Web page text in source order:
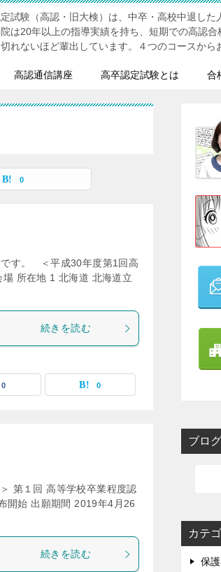
試験（高認・旧大検）は、中卒・高校中退した
は20年以上の指導実績を持ち、短期での高認
れないほど輩出しています。４つのコースから
高認通信講座 高卒認定試験とは 合
0
です。 ＜平成30年度第1回高
所在地 1 北海道 北海道立
続きを読む
0 0
第１回 高等学校卒業程度認
始 出願期間 2019年4月26
続きを読む
ブロ
カテ
保